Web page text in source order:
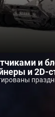
и
и 2D-